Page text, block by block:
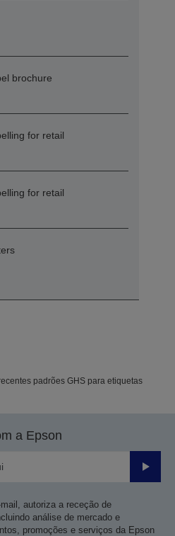
brochure
for retail
for retail
padrões GHS para etiquetas
a Epson
Enviar
autoriza a receção de
análise de mercado e
promoções e serviços da Epson